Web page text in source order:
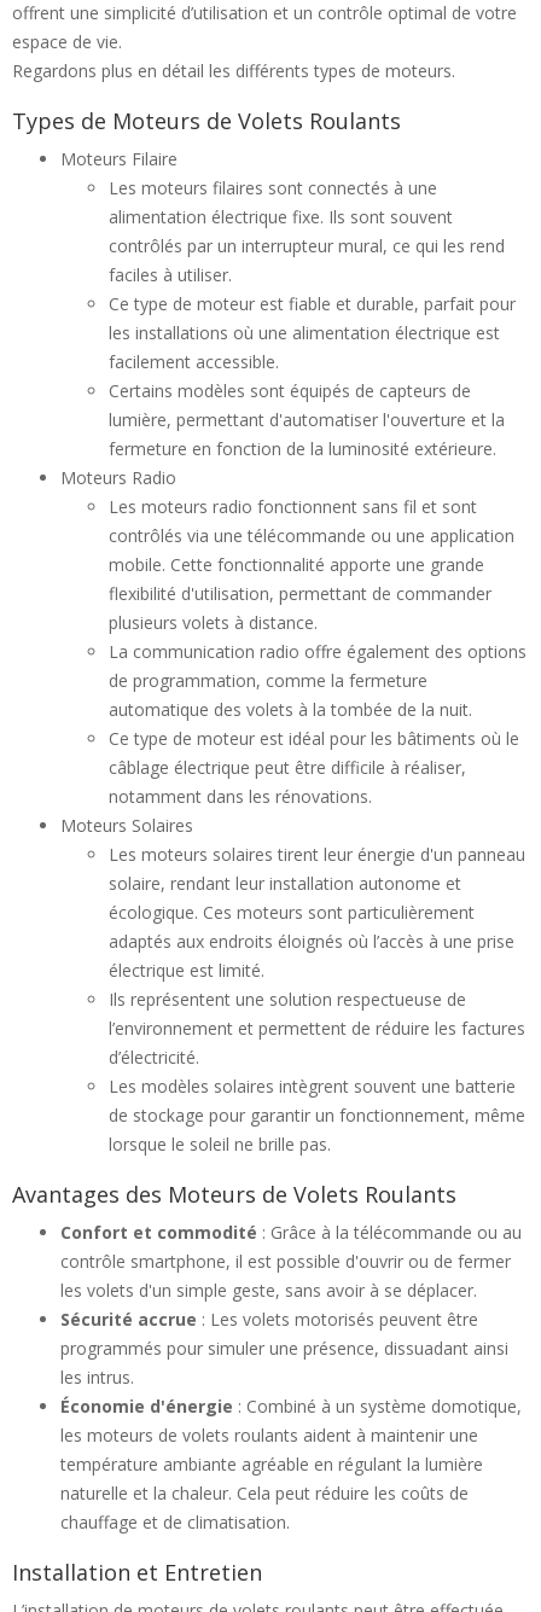
offrent une simplicité d’utilisation et un contrôle optimal de votre
espace de vie.
Regardons plus en détail les différents types de moteurs.
Types de Moteurs de Volets Roulants
Moteurs Filaire
Les moteurs filaires sont connectés à une
alimentation électrique fixe. Ils sont souvent
contrôlés par un interrupteur mural, ce qui les rend
faciles à utiliser.
Ce type de moteur est fiable et durable, parfait pour
les installations où une alimentation électrique est
facilement accessible.
Certains modèles sont équipés de capteurs de
lumière, permettant d'automatiser l'ouverture et la
fermeture en fonction de la luminosité extérieure.
Moteurs Radio
Les moteurs radio fonctionnent sans fil et sont
contrôlés via une télécommande ou une application
mobile. Cette fonctionnalité apporte une grande
flexibilité d'utilisation, permettant de commander
plusieurs volets à distance.
La communication radio offre également des options
de programmation, comme la fermeture
automatique des volets à la tombée de la nuit.
Ce type de moteur est idéal pour les bâtiments où le
câblage électrique peut être difficile à réaliser,
notamment dans les rénovations.
Moteurs Solaires
Les moteurs solaires tirent leur énergie d'un panneau
solaire, rendant leur installation autonome et
écologique. Ces moteurs sont particulièrement
adaptés aux endroits éloignés où l’accès à une prise
électrique est limité.
Ils représentent une solution respectueuse de
l’environnement et permettent de réduire les factures
d’électricité.
Les modèles solaires intègrent souvent une batterie
de stockage pour garantir un fonctionnement, même
lorsque le soleil ne brille pas.
Avantages des Moteurs de Volets Roulants
Confort et commodité : Grâce à la télécommande ou au
contrôle smartphone, il est possible d'ouvrir ou de fermer
les volets d'un simple geste, sans avoir à se déplacer.
Sécurité accrue : Les volets motorisés peuvent être
programmés pour simuler une présence, dissuadant ainsi
les intrus.
Économie d'énergie : Combiné à un système domotique,
les moteurs de volets roulants aident à maintenir une
température ambiante agréable en régulant la lumière
naturelle et la chaleur. Cela peut réduire les coûts de
chauffage et de climatisation.
Installation et Entretien